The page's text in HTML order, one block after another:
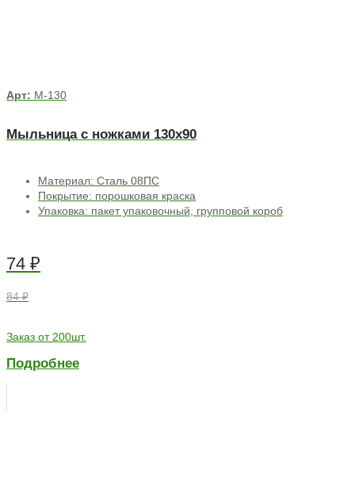
Арт: М-130
Мыльница с ножками 130х90
Материал: Сталь 08ПС
Покрытие: порошковая краска
Упаковка: пакет упаковочный, групповой короб
74 ₽
84 ₽
Заказ от 200шт.
Подробнее